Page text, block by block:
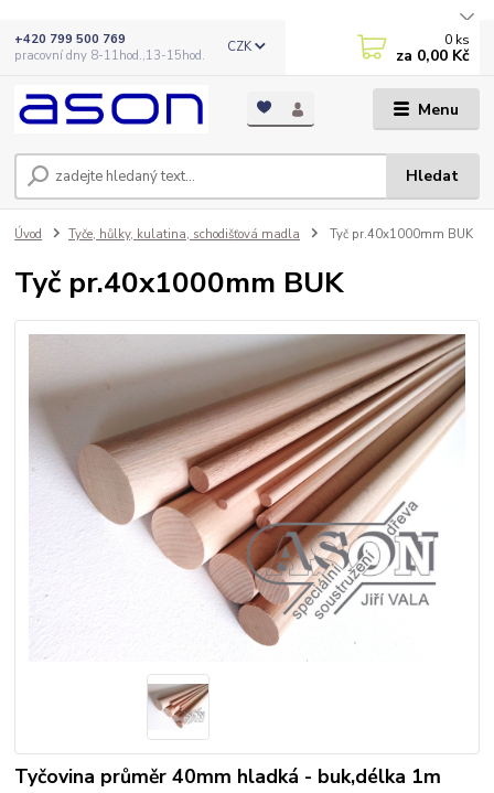
Menu
CZK
Hledat
+420 799 500 769
pracovní dny 8-11hod.,13-15hod.
0 ks
za 0,00 Kč
Úvod Tyče, hůlky, kulatina, schodišťová madla Tyč pr.40x1000mm BUK
Tyč pr.40x1000mm BUK
Tyčovina průměr 40mm hladká - buk,délka 1m